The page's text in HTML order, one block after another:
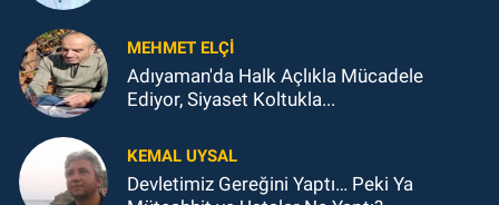
MEHMET ELÇI
Adıyaman'da Halk Açlıkla Mücadele
Ediyor, Siyaset Koltukla...
KEMAL UYSAL
Devletimiz Gereğini Yaptı… Peki Ya